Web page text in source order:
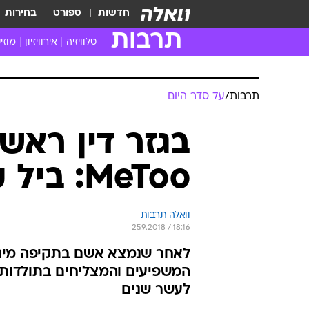
חדשות ספורט בחירות
תרבות טלוויזיה
טלוויזיה מחו"ל
סדרות מומלצות
האח הגדול
אירוויזיון
תרבות/על סדר היום
בגזר דין
MeToo: ביל קוסבי נשלח למאסר
וואלה תרבות
25.9.2018 / 18:16
לאחר שנמצא אשם בתקיפה
המשפיעים והמצליחים
לעשר שנים